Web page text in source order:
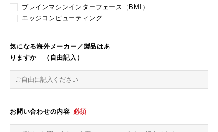
ブレインマシンインターフェース（BMI）
エッジコンピューティング
気になる海外メーカー／製品はあ
りますか （自由記入）
お問い合わせの内容 必須